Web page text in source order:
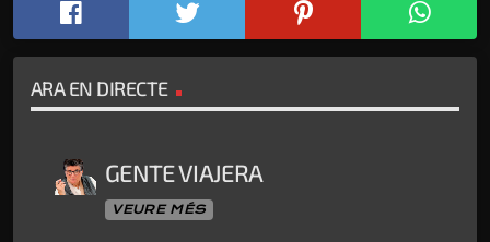
ARA EN DIRECTE
GENTE VIAJERA
VEURE MÉS